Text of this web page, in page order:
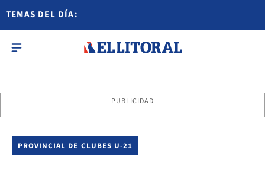
TEMAS DEL DÍA:
PUBLICIDAD
PROVINCIAL DE CLUBES U-21